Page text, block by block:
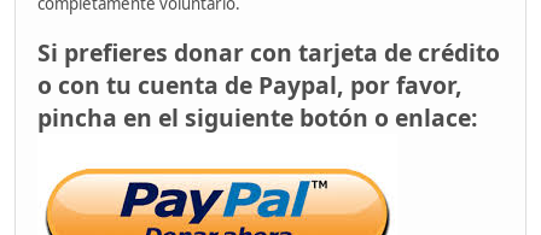
Si prefieres donar con tarjeta de crédito
o con tu cuenta de Paypal, por favor,
pincha en el siguiente botón o enlace: